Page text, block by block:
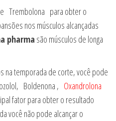
Trembolona para obter o
nos músculos alcançadas
pharma são músculos de longa
na temporada de corte, você pode
Boldenona , Oxandrolona
fator para obter o resultado
você não pode alcançar o